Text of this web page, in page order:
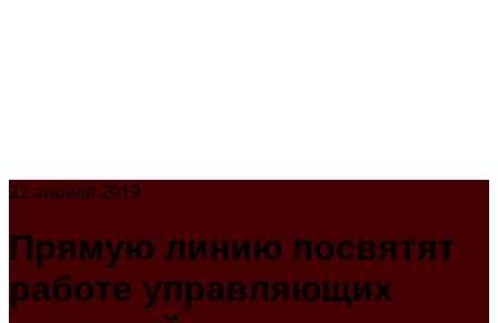
22 апреля 2019
Прямую линию посвятят
работе управляющих